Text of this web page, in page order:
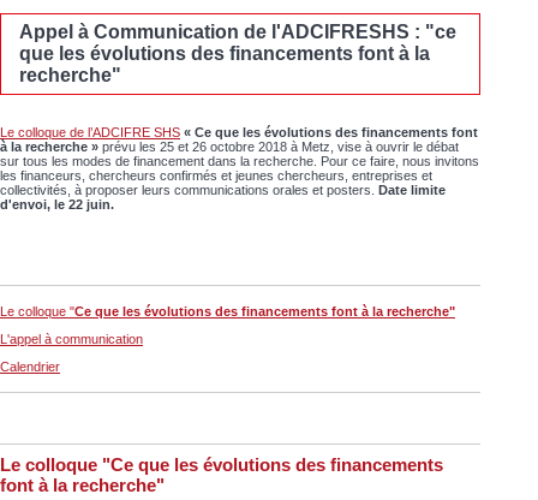
Appel à Communication de l'ADCIFRESHS : "ce
que les évolutions des financements font à la
recherche"
Le colloque de l’ADCIFRE SHS « Ce que les évolutions des financements font
à la recherche » prévu les 25 et 26 octobre 2018 à Metz, vise à ouvrir le débat
sur tous les modes de financement dans la recherche. Pour ce faire, nous invitons
les financeurs, chercheurs confirmés et jeunes chercheurs, entreprises et
collectivités, à proposer leurs communications orales et posters. Date limite
d'envoi, le 22 juin.
Le colloque "Ce que les évolutions des financements font à la recherche"
L'appel à communication
Calendrier
Le colloque "Ce que les évolutions des financements
font à la recherche"